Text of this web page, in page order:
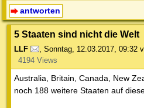
antworten
5 Staaten sind nicht die Welt
LLF , Sonntag, 12.03.2017, 09:32
4194 Views
Australia, Britain, Canada, New
noch 188 weitere Staaten auf